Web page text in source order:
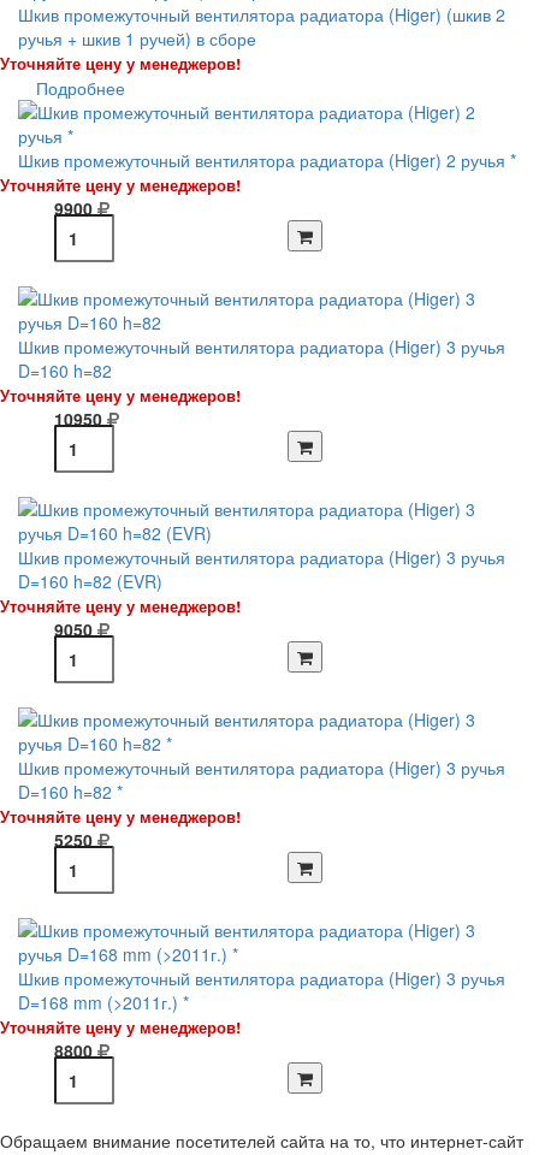
Шкив промежуточный вентилятора радиатора (Higer) (шкив 2
ручья + шкив 1 ручей) в сборе
Уточняйте цену у менеджеров!
Подробнее
Шкив промежуточный вентилятора радиатора (Higer) 2 ручья *
Уточняйте цену у менеджеров!
9900
Шкив промежуточный вентилятора радиатора (Higer) 3 ручья
D=160 h=82
Уточняйте цену у менеджеров!
10950
Шкив промежуточный вентилятора радиатора (Higer) 3 ручья
D=160 h=82 (EVR)
Уточняйте цену у менеджеров!
9050
Шкив промежуточный вентилятора радиатора (Higer) 3 ручья
D=160 h=82 *
Уточняйте цену у менеджеров!
5250
Шкив промежуточный вентилятора радиатора (Higer) 3 ручья
D=168 mm (>2011г.) *
Уточняйте цену у менеджеров!
8800
Обращаем внимание посетителей сайта на то, что интернет-сайт